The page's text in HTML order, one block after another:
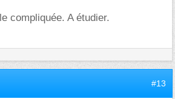
compliquée. A étudier.
#13